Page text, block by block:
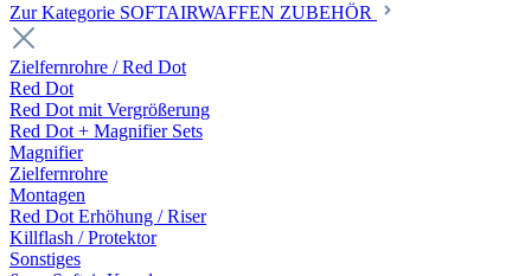
Zur Kategorie SOFTAIRWAFFEN ZUBEHÖR
Zielfernrohre / Red Dot
Red Dot
Red Dot mit Vergrößerung
Red Dot + Magnifier Sets
Magnifier
Zielfernrohre
Montagen
Red Dot Erhöhung / Riser
Killflash / Protektor
Sonstiges